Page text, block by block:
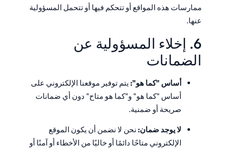
ممارسات هذه المواقع أو تتحكم فيها أو تتحمل المسؤولية
عنها.
6. إخلاء المسؤولية عن
الضمانات
أساس "كما هو": يتم توفير موقعنا الإلكتروني على
أساس "كما هو" و"كما هو متاح" دون أي ضمانات
صريحة أو ضمنية.
لا يوجد ضمان: نحن لا نضمن أن يكون الموقع
الإلكتروني متاحًا دائمًا أو خاليًا من الأخطاء أو آمنًا أو